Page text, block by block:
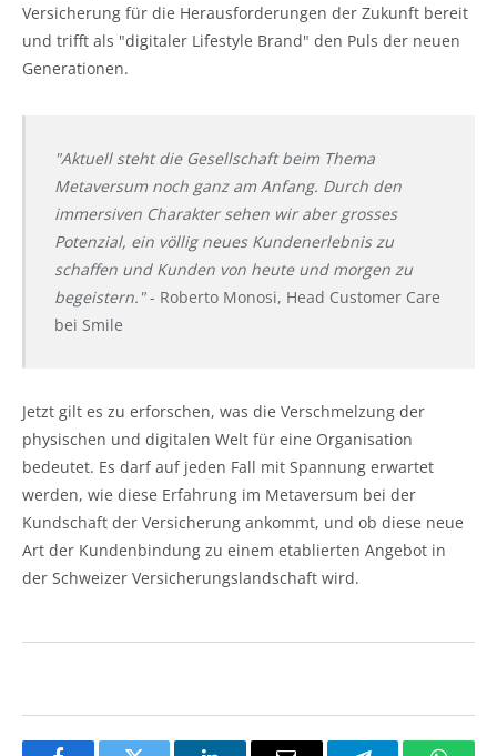
Versicherung für die Herausforderungen der Zukunft bereit
und trifft als "digitaler Lifestyle Brand" den Puls der neuen
Generationen.
"Aktuell steht die Gesellschaft beim Thema
Metaversum noch ganz am Anfang. Durch den
immersiven Charakter sehen wir aber grosses
Potenzial, ein völlig neues Kundenerlebnis zu
schaffen und Kunden von heute und morgen zu
begeistern."- Roberto Monosi, Head Customer Care
bei Smile
Jetzt gilt es zu erforschen, was die Verschmelzung der
physischen und digitalen Welt für eine Organisation
bedeutet. Es darf auf jeden Fall mit Spannung erwartet
werden, wie diese Erfahrung im Metaversum bei der
Kundschaft der Versicherung ankommt, und ob diese neue
Art der Kundenbindung zu einem etablierten Angebot in
der Schweizer Versicherungslandschaft wird.